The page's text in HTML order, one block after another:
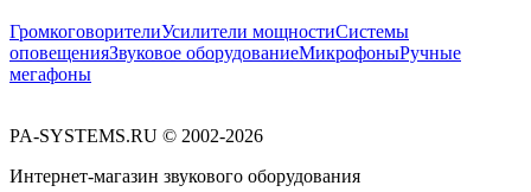
ГромкоговорителиУсилители мощностиСистемы
оповещенияЗвуковое оборудованиеМикрофоныРучные
мегафоны
PA-SYSTEMS.RU © 2002-2026
Интернет-магазин звукового оборудования